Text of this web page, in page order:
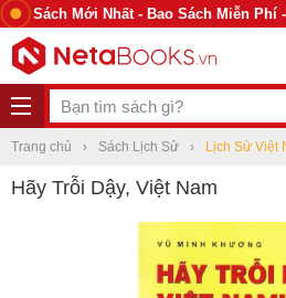
Sách Mới Nhất - Bao Sách Miễn Phí -
Trang chủ Sách Lịch Sử Lịch Sử Việt
Hãy Trỗi Dậy, Việt Nam